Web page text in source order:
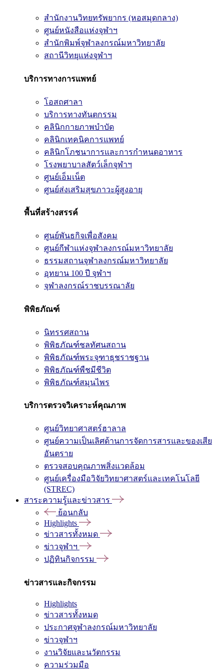
สำนักงานวิทยทรัพยากร (หอสมุดกลาง)
ศูนย์หนังสือแห่งจุฬาฯ
สำนักพิมพ์จุฬาลงกรณ์มหาวิทยาลัย
สถานีวิทยุแห่งจุฬาฯ
บริการทางการแพทย์
โอสถศาลา
บริการทางทันตกรรม
คลินิกกายภาพบำบัด
คลินิกเทคนิคการแพทย์
คลินิกโภชนาการและการกำหนดอาหาร
โรงพยาบาลสัตว์เล็กจุฬาฯ
ศูนย์เอ็มเน็ต
ศูนย์ส่งเสริมสุขภาวะผู้สูงอายุ
พื้นที่สร้างสรรค์
ศูนย์พันธกิจเพื่อสังคม
ศูนย์กีฬาแห่งจุฬาลงกรณ์มหาวิทยาลัย
ธรรมสถานจุฬาลงกรณ์มหาวิทยาลัย
อุทยาน 100 ปี จุฬาฯ
จุฬาลงกรณ์ราชบรรณาลัย
พิพิธภัณฑ์
นิทรรศสถาน
พิพิธภัณฑ์ชลทัศนสถาน
พิพิธภัณฑ์พระจุฑาธุชราชฐาน
พิพิธภัณฑ์พืชมีชีวิต
พิพิธภัณฑ์สมุนไพร
บริการตรวจวิเคราะห์คุณภาพ
ศูนย์วิทยาศาสตร์ฮาลาล
ศูนย์ความเป็นเลิศด้านการจัดการสารและของเสีย
อันตราย
ตรวจสอบคุณภาพสิ่งแวดล้อม
ศูนย์เครื่องมือวิจัยวิทยาศาสตร์และเทคโนโลยี
(STREC)
สาระความรู้และข่าวสาร
ย้อนกลับ
Highlights
ข่าวสารทั้งหมด
ข่าวจุฬาฯ
ปฏิทินกิจกรรม
ข่าวสารและกิจกรรม
Highlights
ข่าวสารทั้งหมด
ประกาศจุฬาลงกรณ์มหาวิทยาลัย
ข่าวจุฬาฯ
งานวิจัยและนวัตกรรม
ความร่วมมือ